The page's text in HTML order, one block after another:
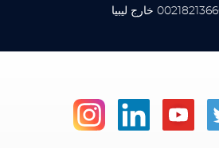
خارج ليبيا